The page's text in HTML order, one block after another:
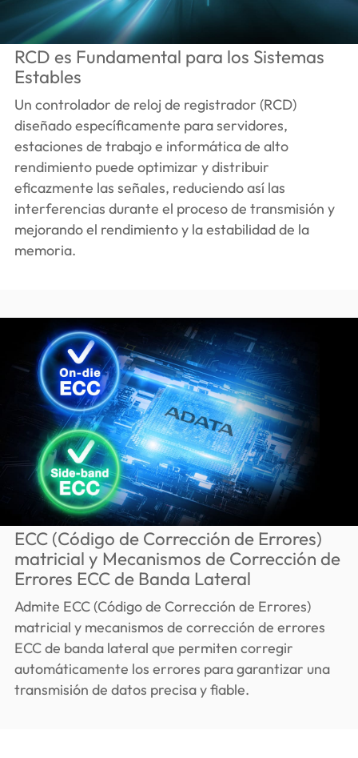
RCD es Fundamental para los Sistemas
Estables
Un controlador de reloj de registrador (RCD)
diseñado específicamente para servidores,
estaciones de trabajo e informática de alto
rendimiento puede optimizar y distribuir
eficazmente las señales, reduciendo así las
interferencias durante el proceso de transmisión y
mejorando el rendimiento y la estabilidad de la
memoria.
ECC (Código de Corrección de Errores)
matricial y Mecanismos de Corrección de
Errores ECC de Banda Lateral
Admite ECC (Código de Corrección de Errores)
matricial y mecanismos de corrección de errores
ECC de banda lateral que permiten corregir
automáticamente los errores para garantizar una
transmisión de datos precisa y fiable.